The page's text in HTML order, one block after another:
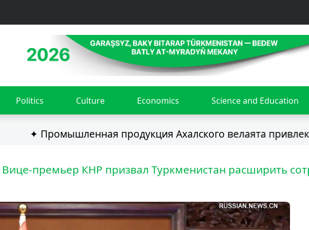
Politics Culture Economics Science and Education
✦ Промышленная продукция Ахалского велаята привлекает
Вице-премьер КНР призвал Туркменистан расширить